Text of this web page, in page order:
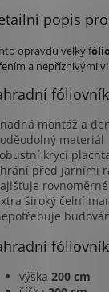
popis
opravdu velký f
a nepříznivými
montáž a
materiál
krycí
před jarními
široký čelní
výška 200 cm